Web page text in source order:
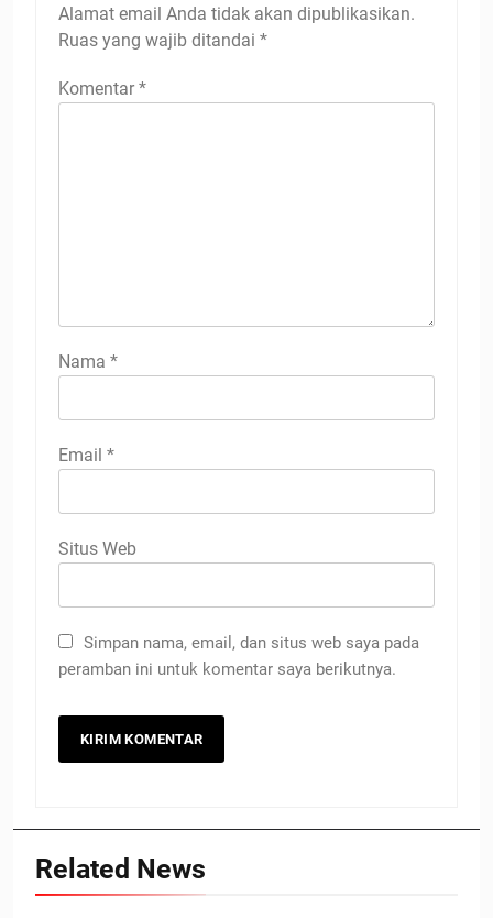
Alamat email Anda tidak akan dipublikasikan.
Ruas yang wajib ditandai *
Komentar *
Nama *
Email *
Situs Web
Simpan nama, email, dan situs web saya pada
peramban ini untuk komentar saya berikutnya.
Related News